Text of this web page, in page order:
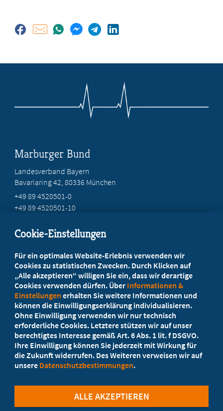
Marburger Bund
Landesverband Bayern
Bavariaring 42, 80336 München
+49 89 4520501-0
+49 89 4520501-10
Ihr Landesverband berät Sie!
Ansprechpartner
Werden Sie jetzt Mitglied
5 Vorteile einer MB-Mitgliedschaft
Cookie-Einstellungen
Für ein optimales Website-Erlebnis verwenden wir
Cookies zu statistischen Zwecken. Durch Klicken auf
„Alle akzeptieren“ willigen Sie ein, dass wir derartige
Cookies verwenden dürfen. Über Informationen &
Einstellungen erhalten Sie weitere Informationen und
können die Einwilligungserklärung individualisieren.
Ohne Einwilligung verwenden wir nur technisch
erforderliche Cookies. Letztere stützen wir auf unser
berechtigtes Interesse gemäß Art. 6 Abs. 1 lit. f DSGVO.
Ihre Einwilligung können Sie jederzeit mit Wirkung für
die Zukunft widerrufen. Des Weiteren verweisen wir auf
unsere Datenschutzbestimmungen.
ALLE AKZEPTIEREN